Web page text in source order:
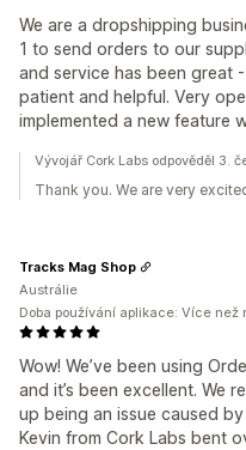
We are a dropshipping
1 to send orders to our
and service has been great
patient and helpful. Very
implemented a new feature
Vývojář Cork Labs odpověděl 3.
Thank you. We are very
Wow! We’ve been using
and it’s been excellent. We
up being an issue caused
Kevin from Cork Labs bent
Tracks Mag Shop
Austrálie
Doba používání aplikace: Více než